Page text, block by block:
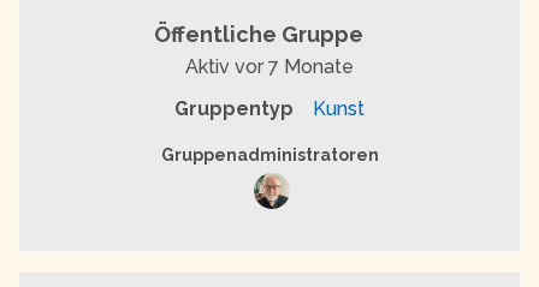
Öffentliche Gruppe
Aktiv vor 7 Monate
Gruppentyp
Kunst
Gruppenführung
Gruppenadministratoren